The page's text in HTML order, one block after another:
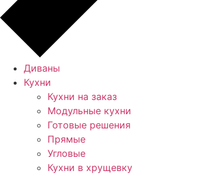
Диваны
Кухни
Кухни на заказ
Модульные кухни
Готовые решения
Прямые
Угловые
Кухни в хрущевку